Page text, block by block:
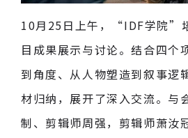
10月25日上午，“IDF学院”
目成果展示与讨论。结合四个
到角度、从人物塑造到叙事逻
材归纳，展开了深入交流。与
制、剪辑师周强，剪辑师萧汝